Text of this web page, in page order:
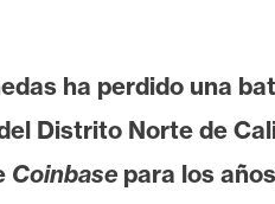
ha perdido una
Distrito Norte de
Coinbase para los